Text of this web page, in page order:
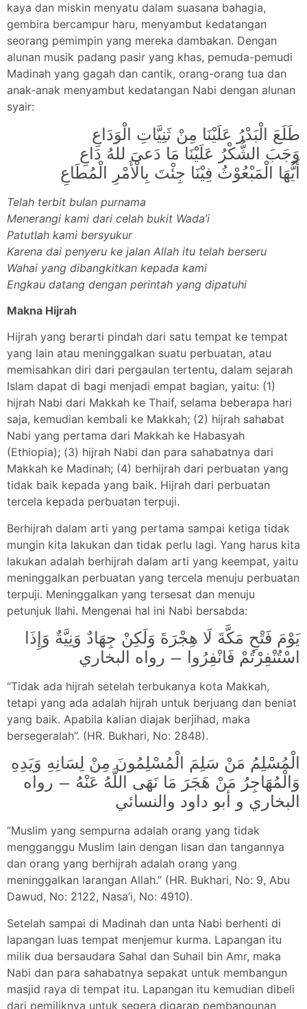
kaya dan miskin menyatu dalam suasana bahagia,
gembira bercampur haru, menyambut kedatangan
seorang pemimpin yang mereka dambakan. Dengan
alunan musik padang pasir yang khas, pemuda-pemudi
Madinah yang gagah dan cantik, orang-orang tua dan
anak-anak menyambut kedatangan Nabi dengan alunan
syair:
طَلَعَ الْبَدْرُ عَلَيْنَا مِنْ ثَنِيَّاتِ الْوَدَاعِ
وَجَبَ الشُّكْرُ عَلَيْنَا مَا دَعىَ للهُ دَاعِ
أَيُّهَا الْمَبْعُوْثُ فِيْنَا جِئْتَ بِالْأَمْرِ الْمُطَاعِ
Telah terbit bulan purnama
Menerangi kami dari celah bukit Wada’i
Patutlah kami bersyukur
Karena dai penyeru ke jalan Allah itu telah berseru
Wahai yang dibangkitkan kepada kami
Engkau datang dengan perintah yang dipatuhi
Makna Hijrah
Hijrah yang berarti pindah dari satu tempat ke tempat
yang lain atau meninggalkan suatu perbuatan, atau
memisahkan diri dari pergaulan tertentu, dalam sejarah
Islam dapat di bagi menjadi empat bagian, yaitu: (1)
hijrah Nabi dari Makkah ke Thaif, selama beberapa hari
saja, kemudian kembali ke Makkah; (2) hijrah sahabat
Nabi yang pertama dari Makkah ke Habasyah
(Ethiopia); (3) hijrah Nabi dan para sahabatnya dari
Makkah ke Madinah; (4) berhijrah dari perbuatan yang
tidak baik kepada yang baik. Hijrah dari perbuatan
tercela kepada perbuatan terpuji.
Berhijrah dalam arti yang pertama sampai ketiga tidak
mungin kita lakukan dan tidak perlu lagi. Yang harus kita
lakukan adalah berhijrah dalam arti yang keempat, yaitu
meninggalkan perbuatan yang tercela menuju perbuatan
terpuji. Meninggalkan yang tersesat dan menuju
petunjuk Ilahi. Mengenai hal ini Nabi bersabda:
يَوْمَ فَتْحِ مَكَّةَ لَا هِجْرَةَ وَلَكِنْ جِهَادٌ وَنِيَّةٌ وَإِذَا
اسْتُنْفِرْتُمْ فَانْفِرُوا – رواه البخاري
“Tidak ada hijrah setelah terbukanya kota Makkah,
tetapi yang ada adalah hijrah untuk berjuang dan beniat
yang baik. Apabila kalian diajak berjihad, maka
bersegeralah”. (HR. Bukhari, No: 2848).
الْمُسْلِمُ مَنْ سَلِمَ الْمُسْلِمُونَ مِنْ لِسَانِهِ وَيَدِهِ
وَالْمُهَاجِرُ مَنْ هَجَرَ مَا نَهَى اللَّهُ عَنْهُ – رواه
البخاري و أبو داود والنسائي
“Muslim yang sempurna adalah orang yang tidak
mengganggu Muslim lain dengan lisan dan tangannya
dan orang yang berhijrah adalah orang yang
meninggalkan larangan Allah.” (HR. Bukhari, No: 9, Abu
Dawud, No: 2122, Nasa’i, No: 4910).
Setelah sampai di Madinah dan unta Nabi berhenti di
lapangan luas tempat menjemur kurma. Lapangan itu
milik dua bersaudara Sahal dan Suhail bin Amr, maka
Nabi dan para sahabatnya sepakat untuk membangun
masjid raya di tempat itu. Lapangan itu kemudian dibeli
dari pemiliknya untuk segera digarap pembangunan